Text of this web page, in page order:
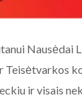
Teisėtvarkos
ir visais